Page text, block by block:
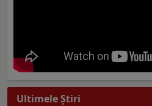
Ultimele Ştiri